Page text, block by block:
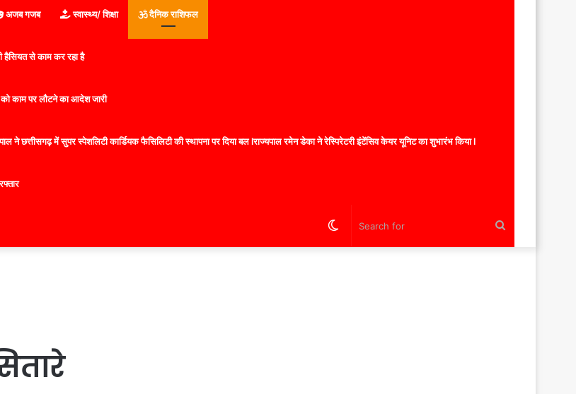
अजब गजब स्वास्थ्य/ शिक्षा दैनिक राशिफल
हैसियत से काम कर रहा है
को काम पर लौटने का आदेश जारी
ने छत्तीसगढ़ में सुपर स्पेशलिटी कार्डियक फैसिलिटी की स्थापना पर दिया बल lराज्यपाल रमेन डेका ने रेस्पिरेटरी इंटेंसिव केयर यूनिट का शुभारंभ किया l
Switch